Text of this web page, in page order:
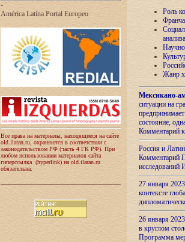
-
América Latina Portal Europeo
Все права на материалы, находящиеся на сайте
old.ilaran.ru, охраняются в соответствии с
законодательством РФ (часть 4 ГК РФ). При
любом использовании материалов сайта
гиперссылка (hyperlink) на old.ilaran.ru
обязательна.
Роль
анализа
Жанр
Мексикано-
ситуации на
состояние,
Комментарий
Россия и
Комментарий
27 января
контексте
26 января
в круглом
Программа